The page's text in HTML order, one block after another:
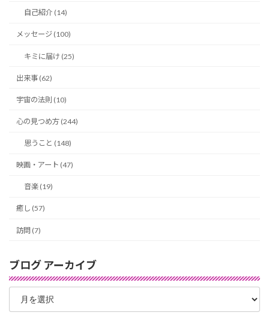
自己紹介 (14)
メッセージ (100)
キミに届け (25)
出来事 (62)
宇宙の法則 (10)
心の見つめ方 (244)
思うこと (148)
映画・アート (47)
音楽 (19)
癒し (57)
訪問 (7)
ブログ アーカイブ
ブ
グ